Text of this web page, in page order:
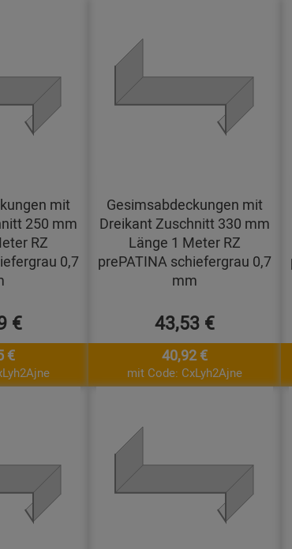
mit
250 mm
RZ
0,7
€
€
Gesimsabdeckungen mit
Dreikant Zuschnitt 330 mm
Länge 1 Meter RZ
prePATINA schiefergrau 0,7
mm
43,53 €
40,92 €
mit Code: CxLyh2Ajne